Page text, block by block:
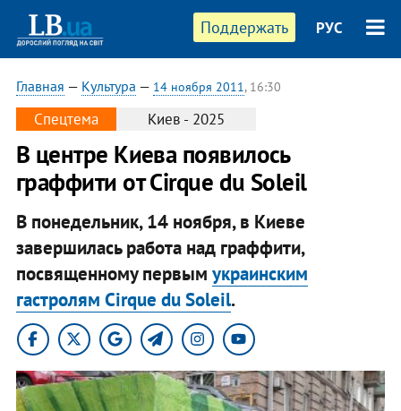
Поддержать РУС
Главная — Культура — 14 ноября 2011, 16:30
Спецтема Киев - 2025
В центре Киева появилось
граффити от Cirque du Soleil
В понедельник, 14 ноября, в Киеве
завершилась работа над граффити,
посвященному первым украинским
гастролям Сirque du Soleil.